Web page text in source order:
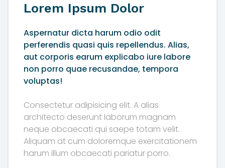
Lorem Ipsum Dolor
Aspernatur dicta harum odio odit
perferendis quasi quis repellendus. Alias,
aut corporis earum explicabo iure labore
non porro quae recusandae, tempora
voluptas!
Consectetur adipisicing elit. A alias
architecto deserunt laborum magnam
neque obcaecati qui saepe totam velit.
Aliquam at cum doloremque exercitationem
harum illum obcaecati pariatur porro.